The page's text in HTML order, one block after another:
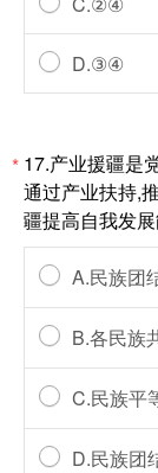
D.③④
* 17.产业援疆是
通过产业扶持,
疆提高自我发
A.民族团
B.各民族
C.民族平
D.民族团